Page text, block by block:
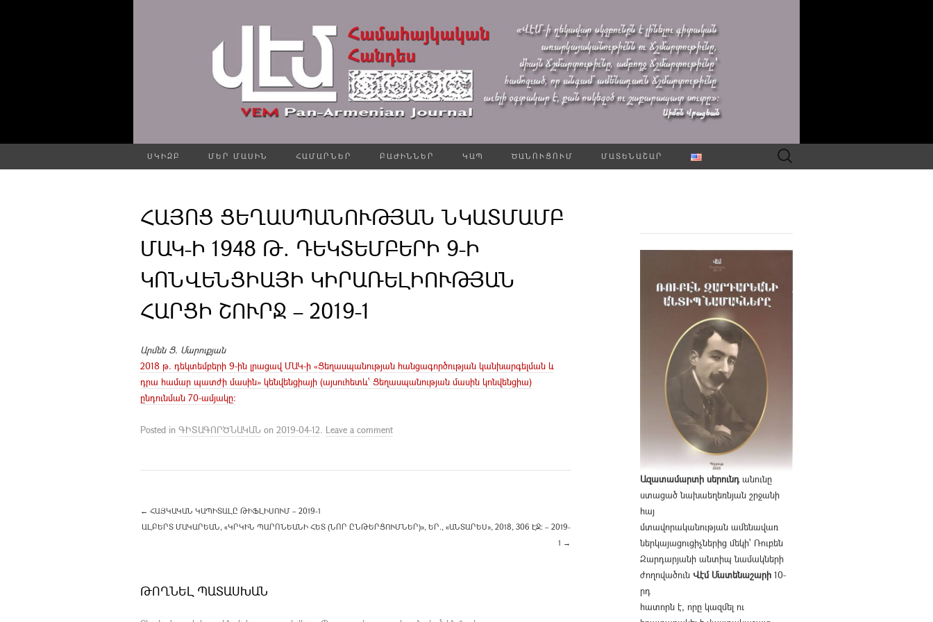
ՍԿԻԶԲ ՄԵՐ ՄԱՍԻՆ ՀԱՄԱՐՆԵՐ ԲԱԺԻՆՆԵՐ ԿԱՊ ԾԱՆՈՒՑՈՒՄ ՄԱՏԵՆԱՇԱՐ Որոնել՝
ՀԱՅՈՑ ՑԵՂԱՍՊԱՆՈՒԹՅԱՆ ՆԿԱՏՄԱՄԲ
ՄԱԿ-Ի 1948 Թ. ԴԵԿՏԵՄԲԵՐԻ 9-Ի
ԿՈՆՎԵՆՑԻԱՅԻ ԿԻՐԱՌԵԼԻՈՒԹՅԱՆ
ՀԱՐՑԻ ՇՈՒՐՋ – 2019-1
Արմեն Ց. Մարուքյան
2018 թ. դեկտեմբերի 9-ին լրացավ ՄԱԿ-ի «Ցեղասպանության հանցագործության կանխարգելման և
դրա համար պատժի մասին» կենվենցիայի (այսուհետև՝ Ցեղասպանության մասին կոնվենցիա)
ընդունման 70-ամյակը:
Posted in ԳԻՏԱԳՈՐԾՆԱԿԱՆ on 2019-04-12. Leave a comment
← ՀԱՅԿԱԿԱՆ ԿԱՊԻՏԱԼԸ ԹԻՖԼԻՍՈՒՄ – 2019-1
ԱԼԲԵՐՏ ՄԱԿԱՐԵԱՆ, «ԿՐԿԻՆ ՊԱՐՈՆԵԱՆԻ ՀԵՏ (ՆՈՐ ԸՆԹԵՐՑՈՒՄՆԵՐ)», ԵՐ., «ԱՆՏԱՐԵՍ», 2018, 306 ԷՋ: – 2019-
1 →
ԹՈՂՆԵԼ ՊԱՏԱՍԽԱՆ
Ազատամարտի սերունդանունը
ստացած նախաեղեռնյան շրջանի
հայ
մտավորականության ամենավառ
ներկայացուցիչներից մեկի՝ Ռուբեն
Զարդարյանի անտիպ նամակների
ժողովածուն Վէմ Մատենաշարի 10-
րդ
հատորն է, որը կազմել ու